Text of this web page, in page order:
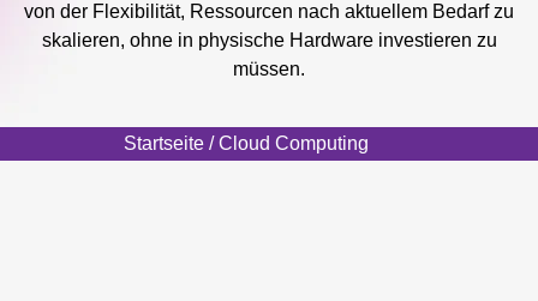
von der Flexibilität, Ressourcen nach aktuellem Bedarf zu
skalieren, ohne in physische Hardware investieren zu
müssen.
Startseite / Cloud Computing